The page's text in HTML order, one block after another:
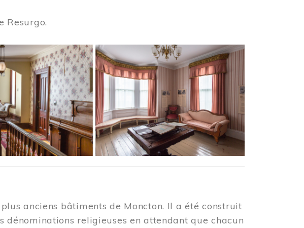
Resurgo.
anciens bâtiments de Moncton. Il a été construit
religieuses en attendant que chacun